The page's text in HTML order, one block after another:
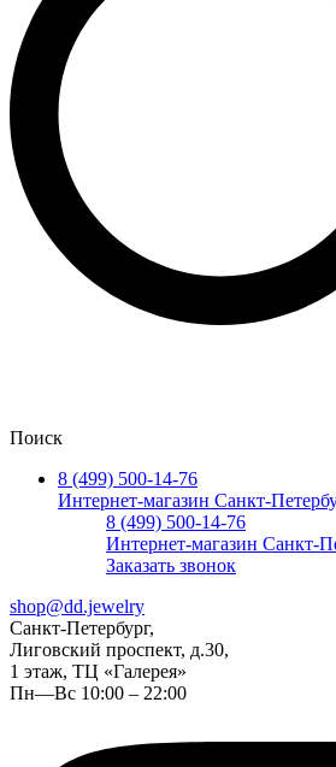
Поиск
8 (499) 500-14-76
Интернет-магазин Санкт-
8 (499) 500-14-76
Интернет-магазин Санкт-
Заказать звонок
shop@dd.jewelry
Санкт-Петербург,
Лиговский проспект, д.30,
1 этаж, ТЦ «Галерея»
Пн—Вс 10:00 – 22:00